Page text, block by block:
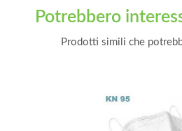
Potrebbero
Prodotti simili che